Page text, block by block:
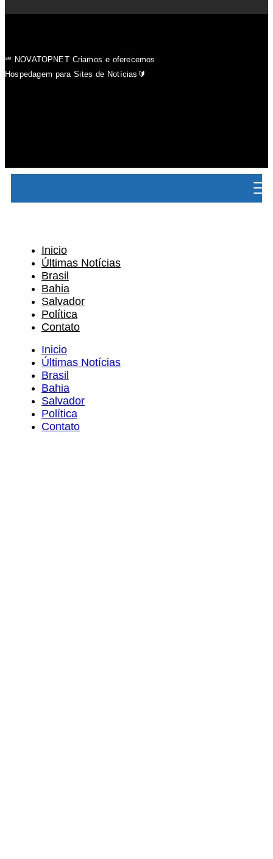
℠ NOVATOPNET Criamos e oferecemos
Hospedagem para Sites de Notícias🔰
Inicio
Últimas Notícias
Brasil
Bahia
Salvador
Política
Contato
Inicio
Últimas Notícias
Brasil
Bahia
Salvador
Política
Contato